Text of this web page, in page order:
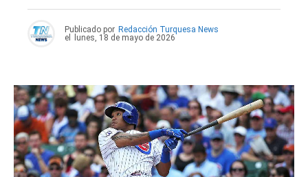
Publicado por Redacción Turquesa News
el
lunes, 18 de mayo de 2026